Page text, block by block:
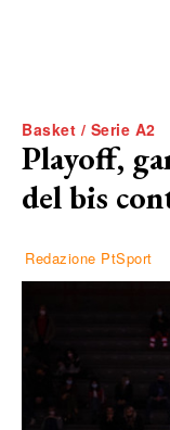
Basket / Serie A2
Playoff,
del bis
Redazione PtSport